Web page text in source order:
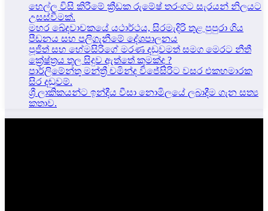
හෙල්ල විසි කිරීමේ ක්‍රීඩක රුමේෂ් තරංගට සැරයන් නිලයට
උසස්වීමක්.
මහර ඛේදවාචකයේ යථාර්ථය, සිරමැදිරි තුළ පුපුරා ගිය
පීඩනය සහ පලිගැනීමේ දේශපාලනය
පූජිත් සහ හේමසිරිගේ මරණ දඩුවමත් සමග මෙරට නීතී
ක්‍රේෂ්ත්‍රය තුල සිදුව ඇත්තේ කුමක්ද ?
පාර්ලිමේන්තු මන්ත්‍රී චමින්ද විජේසිරිට වසර එකහමාරක
සිර දඬුවම්.
ශ්‍රී ලාකිකයන්ට ඉන්දීය වීසා නොමිලයේ ලබාදීම ගැන සත්‍ය
කතාව.